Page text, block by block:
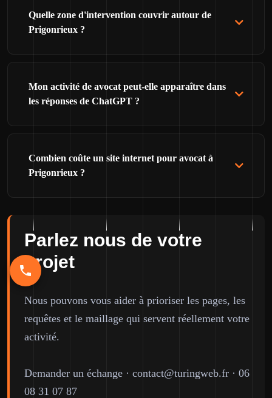
Quelle zone d'intervention couvrir autour de
Prigonrieux ?
Mon activité de avocat peut-elle apparaître dans
les réponses de ChatGPT ?
Combien coûte un site internet pour avocat à
Prigonrieux ?
Parlez nous de votre
projet
Nous pouvons vous aider à prioriser les pages, les
requêtes et le maillage qui servent réellement votre
activité.
Demander un échange · contact@turingweb.fr · 06
08 31 07 87